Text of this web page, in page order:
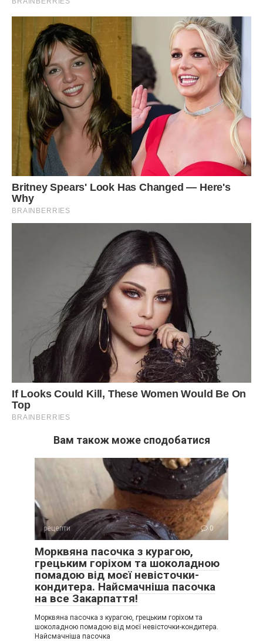
Вам також може сподобатися
рецепти 0
Морквяна пасочка з курагою,
грецьким горіхом та шоколадною
помадою від моєї невісточки-
кондитера. Найсмачніша пасочка
на все Закарпаття!
Морквяна пасочка з курагою, грецьким горіхом та
шоколадною помадою від моєї невісточки-кондитера.
Найсмачніша пасочка